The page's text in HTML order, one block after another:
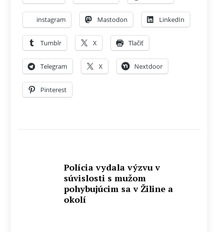
instagram Mastodon LinkedIn
Tumblr X Tlačiť
Telegram X Nextdoor
Pinterest
Polícia vydala výzvu v
súvislosti s mužom
pohybujúcim sa v Žiline a
okolí